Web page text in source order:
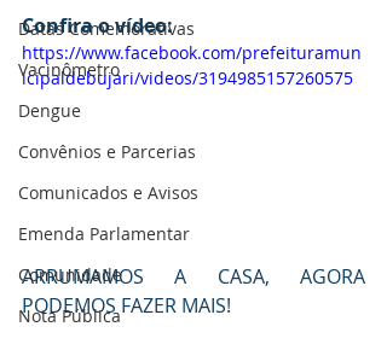
Datas Comemorativas
Vacinômetro
Dengue
Convênios e Parcerias
Comunicados e Avisos
Emenda Parlamentar
Comunidade
Nota Pública
Confira o vídeo:
https://www.facebook.com/prefeituramun
icipaldebujari/videos/3194985157260575
ARRUMAMOS A CASA, AGORA
PODEMOS FAZER MAIS!